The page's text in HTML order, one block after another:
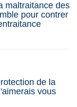
maltraitance des
pour contrer
de la
vous